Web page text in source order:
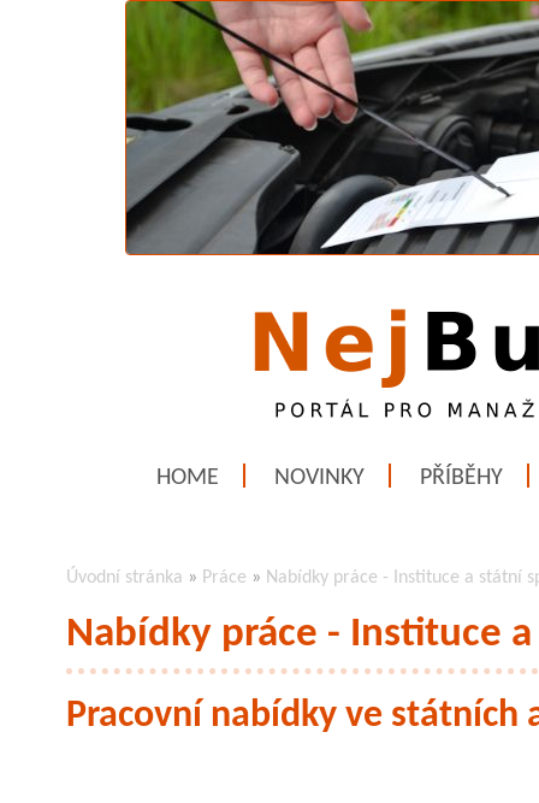
HOME NOVINKY PŘÍBĚHY
Úvodní stránka » Práce » Nabídky práce - Instituce a státní
Nabídky práce - Instituce
Pracovní nabídky ve státních